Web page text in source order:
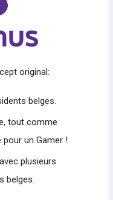
original:
belges.
tout comme
un Gamer !
plusieurs
belges.